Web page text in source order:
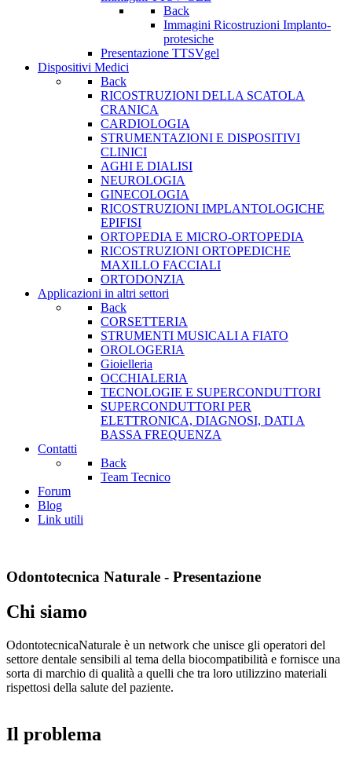
Back
Immagini Ricostruzioni Implanto-
protesiche
Presentazione TTSVgel
Dispositivi Medici
Back
RICOSTRUZIONI DELLA SCATOLA
CRANICA
CARDIOLOGIA
STRUMENTAZIONI E DISPOSITIVI
CLINICI
AGHI E DIALISI
NEUROLOGIA
GINECOLOGIA
RICOSTRUZIONI IMPLANTOLOGICHE
EPIFISI
ORTOPEDIA E MICRO-ORTOPEDIA
RICOSTRUZIONI ORTOPEDICHE
MAXILLO FACCIALI
ORTODONZIA
Applicazioni in altri settori
Back
CORSETTERIA
STRUMENTI MUSICALI A FIATO
OROLOGERIA
Gioielleria
OCCHIALERIA
TECNOLOGIE E SUPERCONDUTTORI
SUPERCONDUTTORI PER
ELETTRONICA, DIAGNOSI, DATI A
BASSA FREQUENZA
Contatti
Back
Team Tecnico
Forum
Blog
Link utili
Odontotecnica Naturale - Presentazione
Chi siamo
OdontotecnicaNaturale è un network che unisce gli operatori del
settore dentale sensibili al tema della biocompatibilità e fornisce una
sorta di marchio di qualità a quelli che tra loro utilizzino materiali
rispettosi della salute del paziente.
Il problema